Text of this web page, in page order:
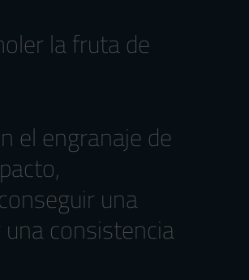
la fruta de
el engranaje de
una
consistencia